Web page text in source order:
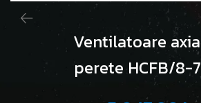
Ventilatoare
perete HCFB/8-